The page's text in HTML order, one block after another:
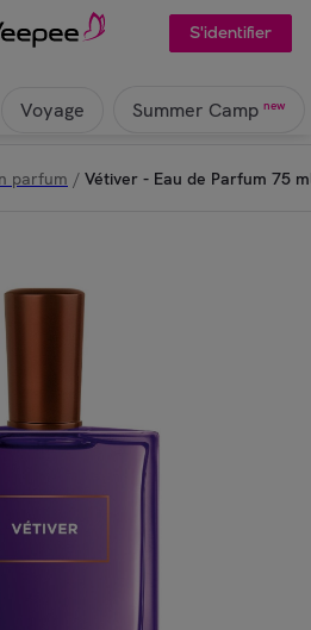
S'identifier
Voyage Summer Camp new
parfum / Vétiver - Eau de Parfum 75
75 ml | Veepee